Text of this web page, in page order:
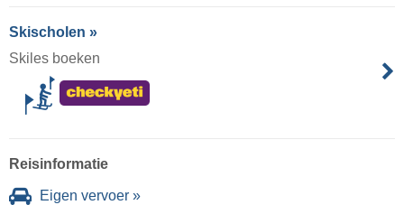
Skischolen »
Skiles boeken
Reisinformatie
Eigen vervoer »